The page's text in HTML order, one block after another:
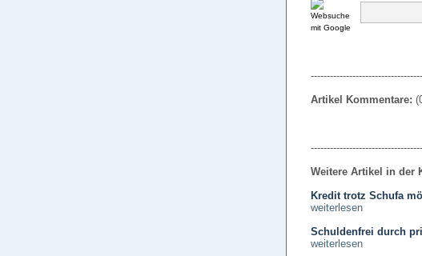
Artikel Kommentare:
Weitere Artikel in der
Kredit trotz Schufa
weiterlesen
Schuldenfrei durch
weiterlesen